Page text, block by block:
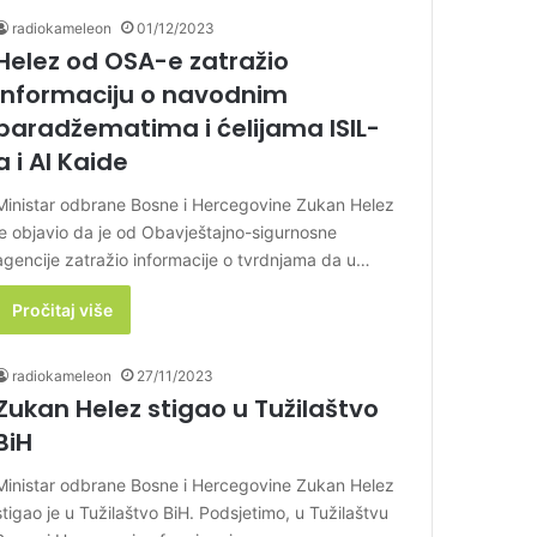
radiokameleon 01/12/2023
od OSA-e zatražio
o navodnim
i ćelijama ISIL-
i Al Kaide
odbrane Bosne i Hercegovine Zukan Helez
objavio da je od Obavještajno-sigurnosne
zatražio informacije o tvrdnjama da u…
Pročitaj više
radiokameleon 27/11/2023
Helez stigao u Tužilaštvo
odbrane Bosne i Hercegovine Zukan Helez
je u Tužilaštvo BiH. Podsjetimo, u Tužilaštvu